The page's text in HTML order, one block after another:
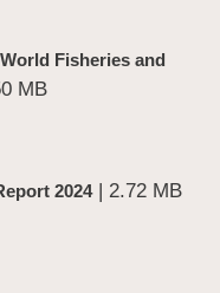
Fisheries and
MB
2024| 2.72 MB